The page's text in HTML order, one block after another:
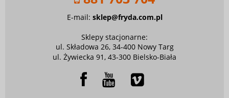
E-mail: sklep@fryda.com.pl
Sklepy stacjonarne:
ul. Składowa 26, 34-400 Nowy Targ
ul. Żywiecka 91, 43-300 Bielsko-Biała